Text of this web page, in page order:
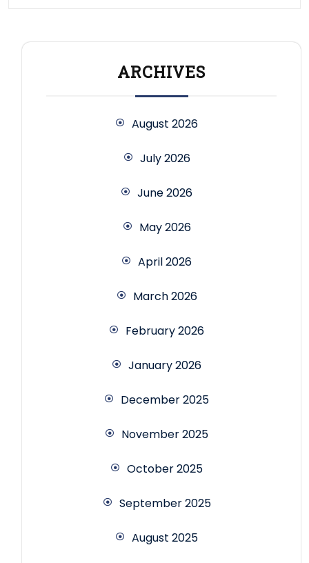
ARCHIVES
August 2026
July 2026
June 2026
May 2026
April 2026
March 2026
February 2026
January 2026
December 2025
November 2025
October 2025
September 2025
August 2025